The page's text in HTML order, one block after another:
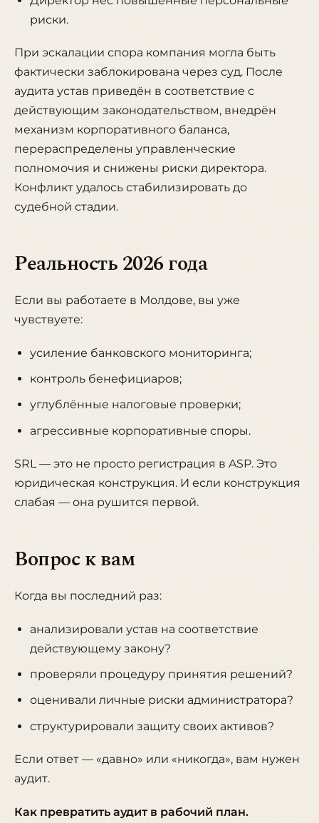
риски.
При эскалации спора компания могла быть
фактически заблокирована через суд. После
аудита устав приведён в соответствие с
действующим законодательством, внедрён
механизм корпоративного баланса,
перераспределены управленческие
полномочия и снижены риски директора.
Конфликт удалось стабилизировать до
судебной стадии.
Реальность 2026 года
Если вы работаете в Молдове, вы уже
чувствуете:
усиление банковского мониторинга;
контроль бенефициаров;
углублённые налоговые проверки;
агрессивные корпоративные споры.
SRL — это не просто регистрация в ASP. Это
юридическая конструкция. И если конструкция
слабая — она рушится первой.
Вопрос к вам
Когда вы последний раз:
анализировали устав на соответствие
действующему закону?
проверяли процедуру принятия решений?
оценивали личные риски администратора?
структурировали защиту своих активов?
Если ответ — «давно» или «никогда», вам нужен
аудит.
Как превратить аудит в рабочий план.